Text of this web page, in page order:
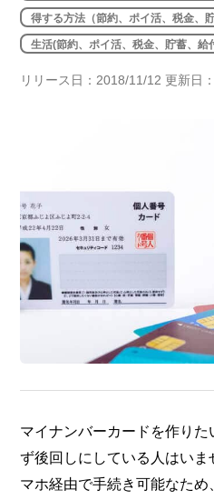
得する方法（節約、ポイ活、税金、
生活(節約、ポイ活、税金、貯蓄、給
リリース日：2018/11/12 更新日
マイナンバーカードを作り
ず後回しにしている人はい
マホ経由で手続き可能なため